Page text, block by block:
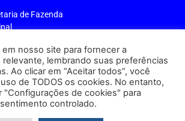
de Fazenda
s/n – Centro, Cabo Frio – RJ, 28906-290
Geral da Prefeitura:9h às 16h
8h às 17h
nosso site para fornecer a
relevante, lembrando suas preferências
Ao clicar em “Aceitar todos”, você
de TODOS os cookies. No entanto,
"Configurações de cookies" para
controlado.